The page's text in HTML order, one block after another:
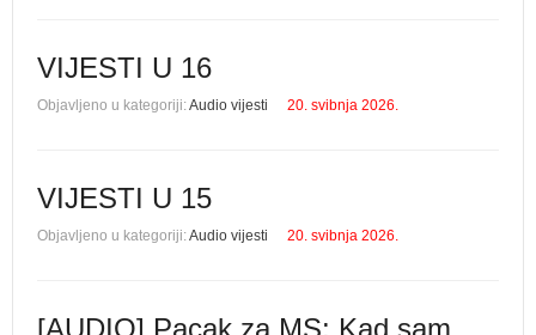
VIJESTI U 16
Objavljeno u kategoriji:Audio vijesti 20. svibnja 2026.
VIJESTI U 15
Objavljeno u kategoriji:Audio vijesti 20. svibnja 2026.
[AUDIO] Pacak za MS: Kad sam